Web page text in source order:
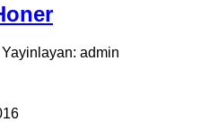
admin